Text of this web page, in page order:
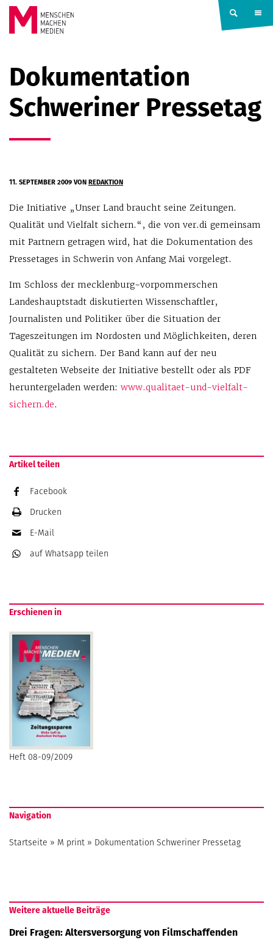
Springe zum Inhalt
MACHEN
MEDIEN
Dokumentation
Schweriner Pressetag
11. SEPTEMBER 2009VONREDAKTION
Die Initiative „Unser Land braucht seine Zeitungen.
Qualität und Vielfalt sichern.“, die von ver.di gemeinsam
mit Partnern getragen wird, hat die Dokumentation des
Pressetages in Schwerin von Anfang Mai vorgelegt.
Im Schloss der mecklenburg-vorpommerschen
Landeshauptstadt diskutierten Wissenschaftler,
Journalisten und Politiker über die Situation der
Tageszeitungen im Nordosten und Möglichkeiten, deren
Qualität zu sichern. Der Band kann auf der neu
gestalteten Webseite der Initiative bestellt oder als PDF
heruntergeladen werden: www.qualitaet-und-vielfalt-
sichern.de.
Artikel teilen
Facebook
Drucken
E-Mail
auf Whatsapp teilen
Erschienen in
Heft 08-09/2009
Navigation
Startseite » M print » Dokumentation Schweriner Pressetag
Weitere aktuelle Beiträge
Drei Fragen: Altersversorgung von Filmschaffenden